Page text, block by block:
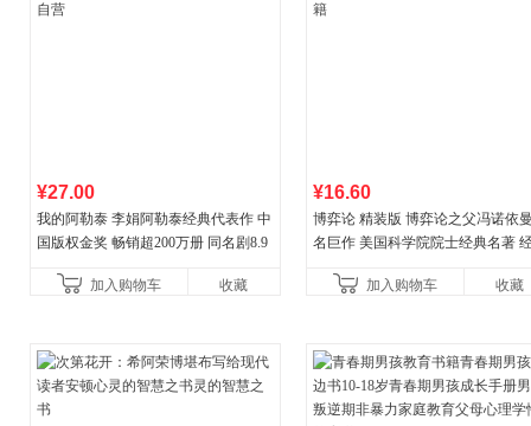
¥27.00
我的阿勒泰 李娟阿勒泰经典代表作 中
国版权金奖 畅销超200万册 同名剧8.9
加入购物车
收藏
¥16.60
博弈论 精装版 博弈论之父冯诺依
名巨作 美国科学院院士经典名著
加入购物车
收藏